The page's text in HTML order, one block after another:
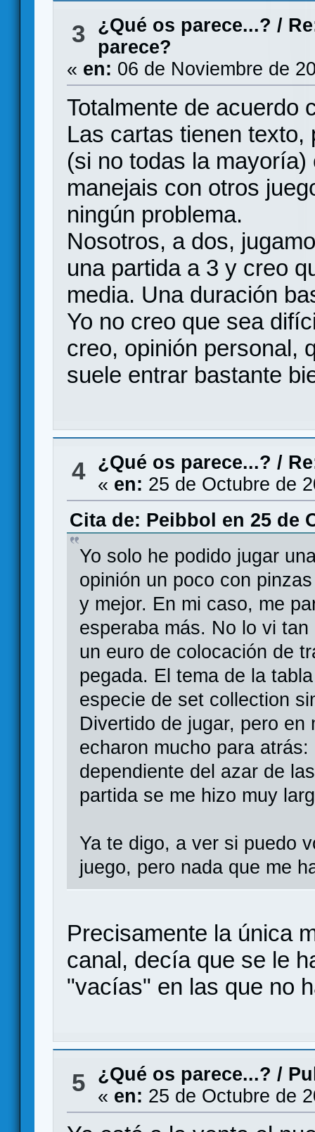
3 ¿Qué os parece...? /
parece?
« en: 06 de Noviembre de
Totalmente de acuerdo
Las cartas tienen
(si no todas la
manejais con otros
ningún problema.
Nosotros, a dos,
una partida a 3 y creo
media. Una duración
Yo no creo que sea
creo, opinión personal,
suele entrar bastante
4 ¿Qué os parece...? /
« en: 25 de Octubre de
Cita de: Peibbol en 25 de
Yo solo he podido jugar
opinión un poco con
y mejor. En mi caso, me
esperaba más. No lo vi
un euro de colocación de
pegada. El tema de la
especie de set collection
Divertido de jugar, pero
echaron mucho para
dependiente del azar de
partida se me hizo muy
Ya te digo, a ver si puedo
juego, pero nada que me
Precisamente la única
canal, decía que se le
"vacías" en las que no
5 ¿Qué os parece...? /
« en: 25 de Octubre de